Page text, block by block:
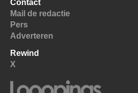
Contact
Mail de redactie
Pers
Adverteren
Rewind
X